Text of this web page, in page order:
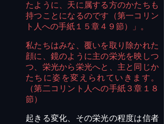
たように、天に属する方のかたちも
持つことになるのです（第一コリン
ト人への手紙１５章４９節）」。
私たちはみな、覆いを取り除かれた
顔に、鏡のように主の栄光を映しつ
つ、栄光から栄光へと、主と同じか
たちに姿を変えられていきます。
（第二コリント人への手紙３章１８
節）
起きる変化、その栄光の程度は信者